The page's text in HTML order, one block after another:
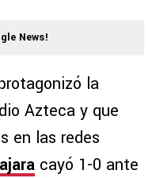
News!
la
Azteca y que
en las redes
cayó 1-0 ante